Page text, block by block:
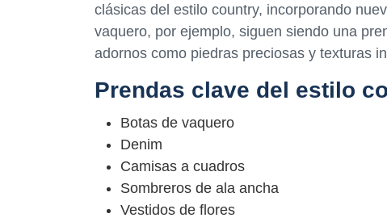
clásicas del estilo country, incorporando
vaquero, por ejemplo, siguen siendo una
adornos como piedras preciosas y texturas
Prendas clave del estilo
Botas de vaquero
Denim
Camisas a cuadros
Sombreros de ala ancha
Vestidos de flores